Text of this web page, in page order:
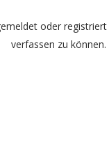
oder
verfassen zu können.